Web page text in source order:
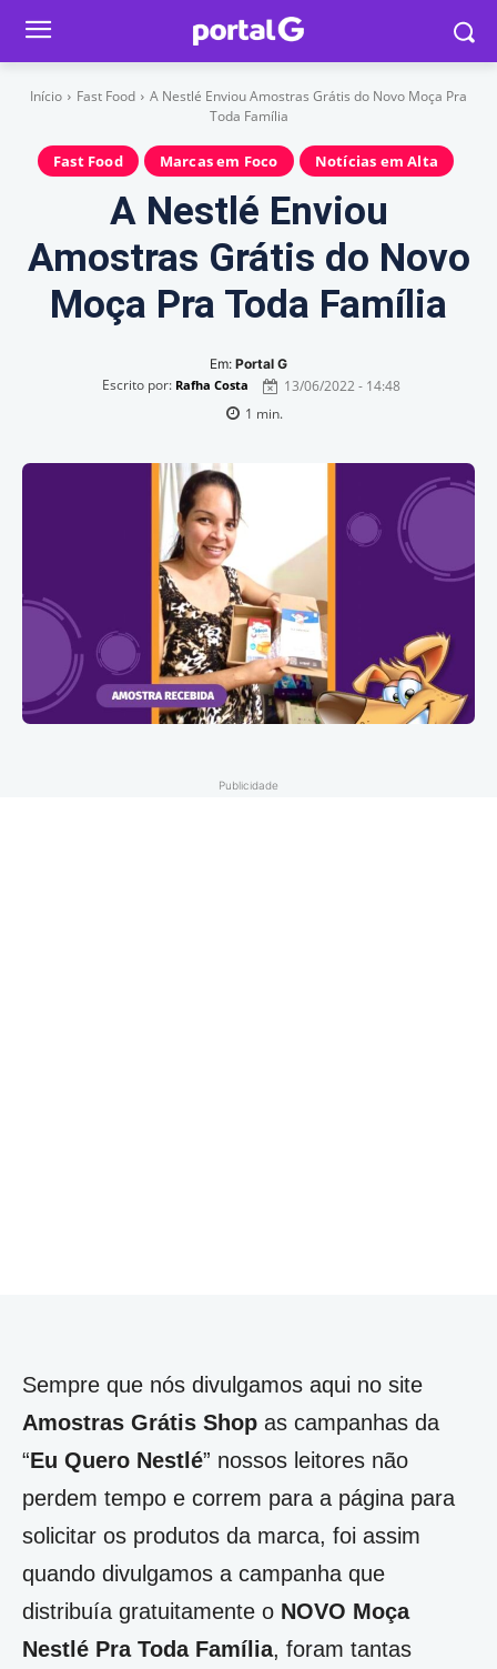
Início Fast Food
A Nestlé Enviou Amostras Grátis do Novo Moça Pra
Toda Família
Fast Food Marcas em Foco Notícias em Alta
A Nestlé Enviou
Amostras Grátis do Novo
Moça Pra Toda Família
Em: Portal G
Escrito por: Rafha Costa
13/06/2022 - 14:48
1 min.
Publicidade
Sempre que nós divulgamos aqui no site
Amostras Grátis Shop as campanhas da
“Eu Quero Nestlé” nossos leitores não
perdem tempo e correm para a página para
solicitar os produtos da marca, foi assim
quando divulgamos a campanha que
distribuía gratuitamente o NOVO Moça
Nestlé Pra Toda Família, foram tantas